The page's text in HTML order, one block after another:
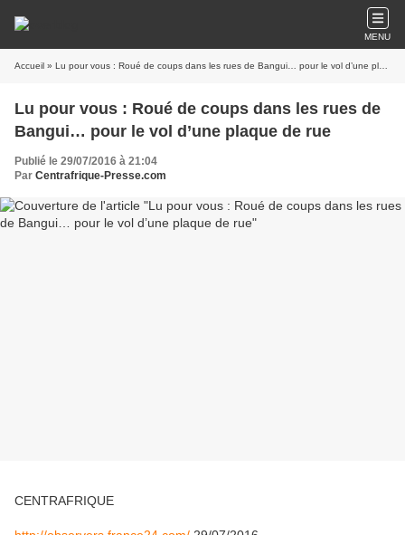
MENU
Accueil » Lu pour vous : Roué de coups dans les rues de Bangui… pour le vol d’une plaque de rue
Lu pour vous : Roué de coups dans les rues de
Bangui… pour le vol d’une plaque de rue
Publié le 29/07/2016 à 21:04
Par Centrafrique-Presse.com
CENTRAFRIQUE